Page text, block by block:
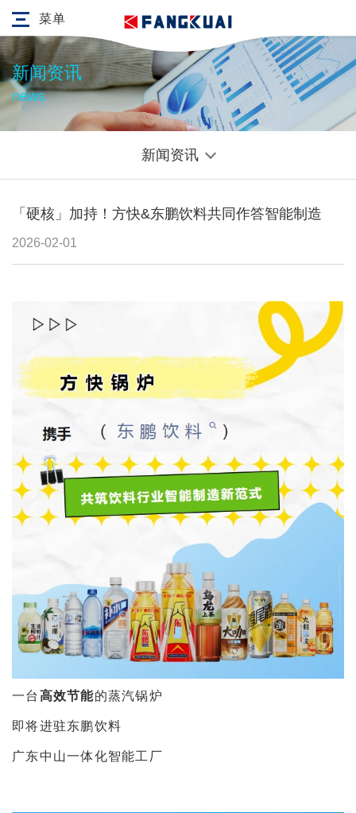
菜单
新闻资讯
news
新闻资讯
「硬核」加持！方快&东鹏饮料共同作答智能制造
2026-02-01
一台 高效节能的蒸汽锅炉
即将进驻东鹏饮料
广东中山一体化智能工厂